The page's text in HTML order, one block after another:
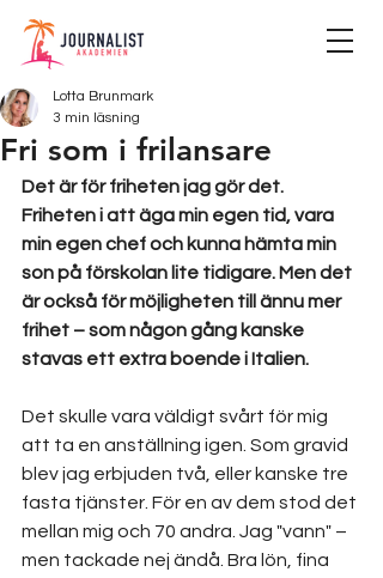
Fri som i frilansare
Lotta Brunmark
3 min läsning
Det är för friheten jag gör det.
Friheten i att äga min egen tid, vara
min egen chef och kunna hämta min
son på förskolan lite tidigare. Men det
är också för möjligheten till ännu mer
frihet – som någon gång kanske
stavas ett extra boende i Italien.
Det skulle vara väldigt svårt för mig
att ta en anställning igen. Som gravid
blev jag erbjuden två, eller kanske tre
fasta tjänster. För en av dem stod det
mellan mig och 70 andra. Jag "vann" –
men tackade nej ändå. Bra lön, fina